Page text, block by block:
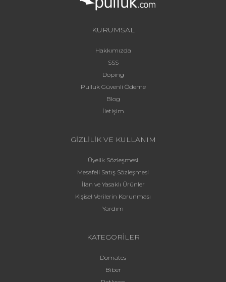
KURUMSAL
Hakkımızda
SSS
Doping
Pulluk Güvenli Ödeme
Blog
İletişim
GİZLİLİK VE KULLANIM
Üyelik Sözleşmesi
Mesafeli Satış Sözleşmesi
İlan ve Yasaklı Ürünler
Kişisel Verilerin Korunması
Yardım
KATEGORİLER
Domates
Biber